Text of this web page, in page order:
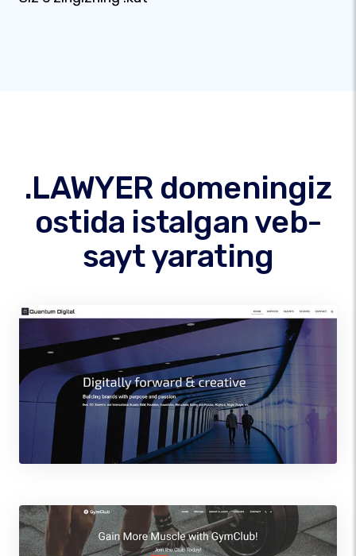
.LAWYER domeningiz
ostida istalgan veb-
sayt yarating